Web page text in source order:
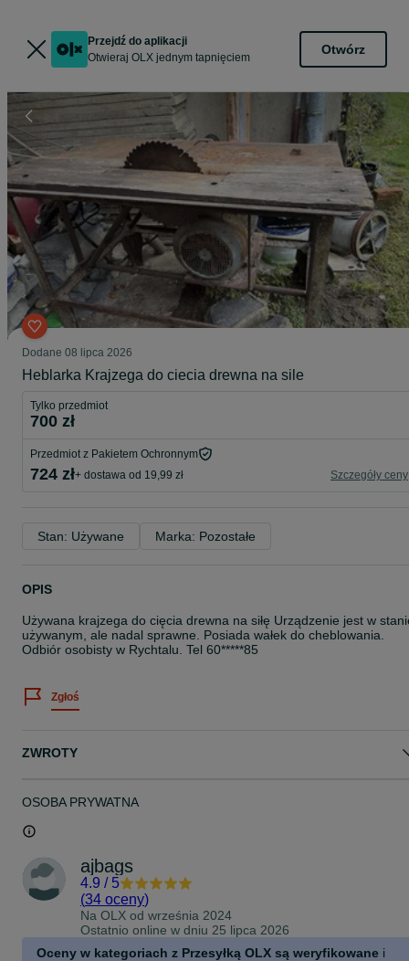
Przejdź do aplikacji
Otwieraj OLX jednym tapnięciem
Otwórz
Dodane 08 lipca 2026
Heblarka Krajzega do ciecia drewna na sile
Tylko przedmiot
700 zł
Przedmiot z Pakietem Ochronnym
724 zł+ dostawa od 19,99 zł Szczegóły ceny
Stan: Używane Marka: Pozostałe
OPIS
Używana krajzega do cięcia drewna na siłę Urządzenie jest w
używanym, ale nadal sprawne. Posiada wałek do cheblowania.
Odbiór osobisty w Rychtalu. Tel 60*****85
Zgłoś
ZWROTY
OSOBA PRYWATNA
ajbags
4.9 / 5
(34 oceny)
Na OLX od września 2024
Ostatnio online w dniu 25 lipca 2026
Oceny w kategoriach z Przesyłką OLX są weryfikowane i